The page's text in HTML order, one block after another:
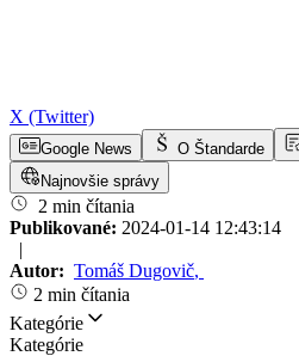
X (Twitter)
Google News O Štandarde
Najnovšie správy
2 min čítania
Publikované: 2024-01-14 12:43:14
|
Autor: Tomáš Dugovič,
2 min čítania
Kategórie
Kategórie